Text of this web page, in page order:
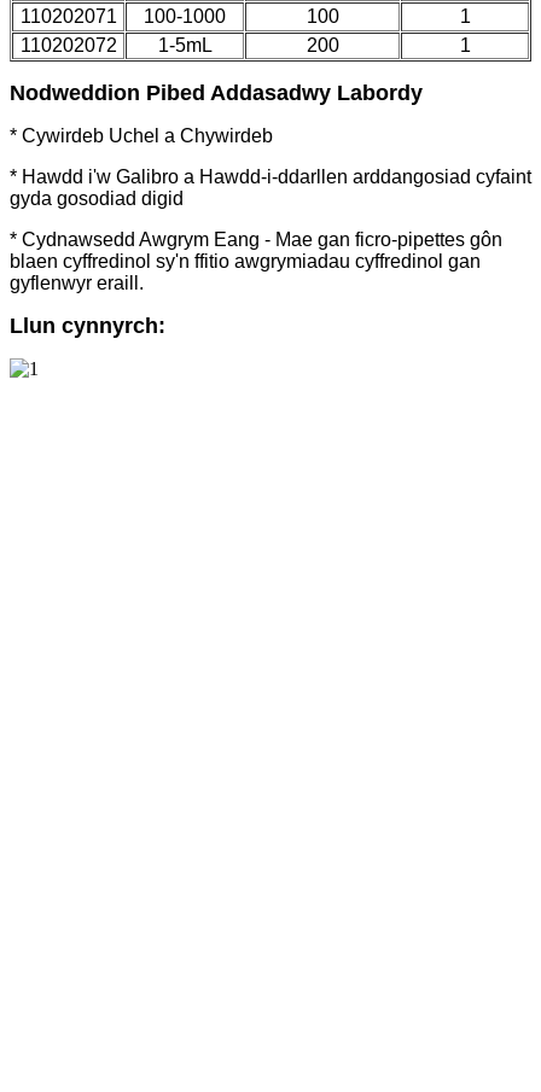
110202071
100-1000 100
1
110202072
1-5mL 200 1
Nodweddion Pibed Addasadwy Labordy
* Cywirdeb Uchel a Chywirdeb
* Hawdd i'w Galibro a Hawdd-i-ddarllen arddangosiad cyfaint
gyda gosodiad digid
* Cydnawsedd Awgrym Eang - Mae gan ficro-pipettes gôn
blaen cyffredinol sy'n ffitio awgrymiadau cyffredinol gan
gyflenwyr eraill.
Llun cynnyrch: